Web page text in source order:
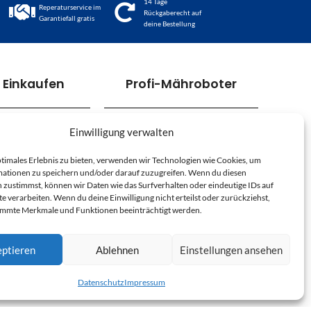
Einwilligung verwalten
Erlebnis zu bieten, verwenden wir Technologien wie Cookies, um
zu speichern und/oder darauf zuzugreifen. Wenn du diesen
zustimmst, können wir Daten wie das Surfverhalten oder eindeutige IDs auf
verarbeiten. Wenn du deine Einwilligung nicht erteilst oder zurückziehst,
Merkmale und Funktionen beeinträchtigt werden.
Ablehnen Einstellungen ansehen
DatenschutzImpressum
Reperaturservice im
Garantiefall gratis
Rückgaberecht auf
deine Bestellung
Profi-Mähroboter
IMPRESSUM
COOKIE-RICHTLINIEN
AGB